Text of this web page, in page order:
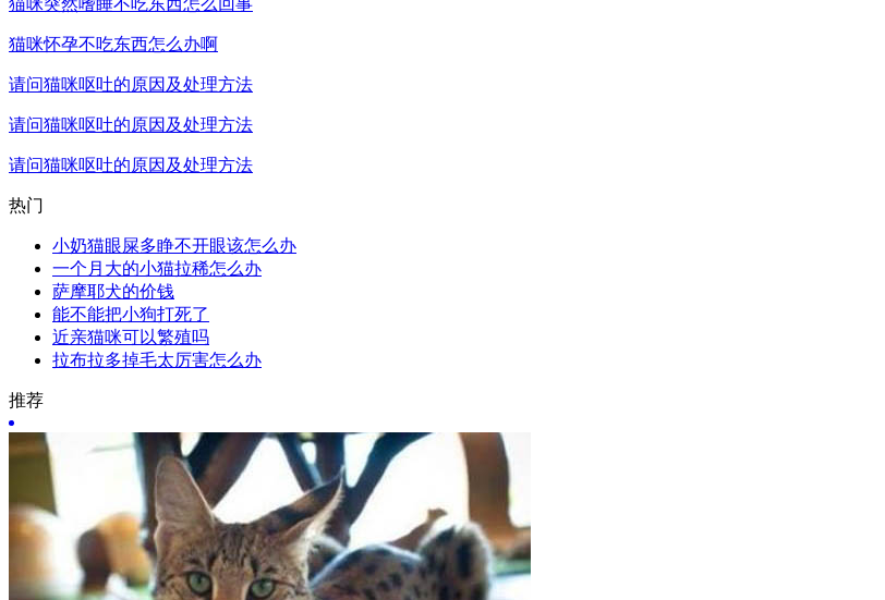
猫咪突然嗜睡不吃东西怎么回事
猫咪怀孕不吃东西怎么办啊
请问猫咪呕吐的原因及处理方法
请问猫咪呕吐的原因及处理方法
请问猫咪呕吐的原因及处理方法
热门
小奶猫眼屎多睁不开眼该怎么办
一个月大的小猫拉稀怎么办
萨摩耶犬的价钱
能不能把小狗打死了
近亲猫咪可以繁殖吗
拉布拉多掉毛太厉害怎么办
推荐